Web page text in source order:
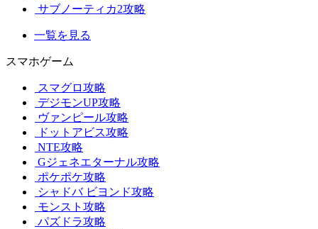
サブノーティカ2攻略
一覧を見る
スマホゲーム
スマグロ攻略
デジモンUP攻略
ヴァンピール攻略
ドットアビス攻略
NTE攻略
Gジェネエターナル攻略
ポケポケ攻略
シャドバ ビヨンド攻略
モンスト攻略
パズドラ攻略